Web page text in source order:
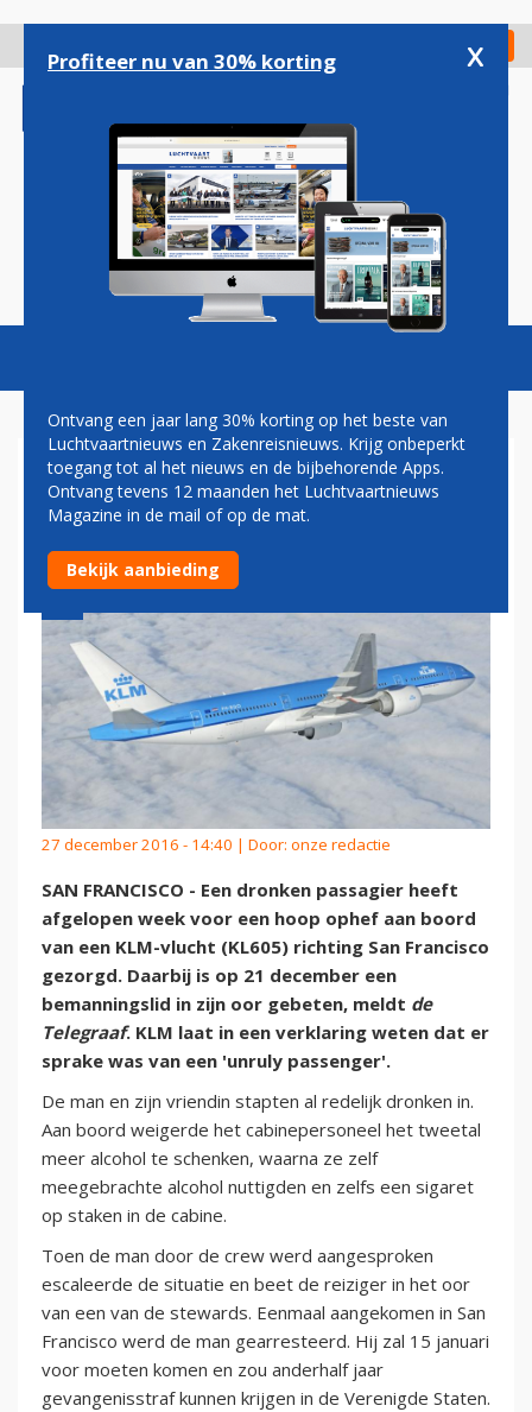
gaan
Check in
Magazine Podcasts Vacatures
DRONKEN KLM-PASSAGIER
BIJT STEWARD IN OOR
27 december 2016 - 14:40 | Door: onze redactie
SAN FRANCISCO - Een dronken passagier heeft
afgelopen week voor een hoop ophef aan boord
van een KLM-vlucht (KL605) richting San Francisco
gezorgd. Daarbij is op 21 december een
bemanningslid in zijn oor gebeten, meldt de
Telegraaf. KLM laat in een verklaring weten dat er
sprake was van een 'unruly passenger'.
De man en zijn vriendin stapten al redelijk dronken in.
Aan boord weigerde het cabinepersoneel het tweetal
meer alcohol te schenken, waarna ze zelf
meegebrachte alcohol nuttigden en zelfs een sigaret
op staken in de cabine.
Toen de man door de crew werd aangesproken
escaleerde de situatie en beet de reiziger in het oor
van een van de stewards. Eenmaal aangekomen in San
Francisco werd de man gearresteerd. Hij zal 15 januari
voor moeten komen en zou anderhalf jaar
gevangenisstraf kunnen krijgen in de Verenigde Staten.
Profiteer nu van 30% korting x
Ontvang een jaar lang 30% korting op het beste van
Luchtvaartnieuws en Zakenreisnieuws. Krijg onbeperkt
toegang tot al het nieuws en de bijbehorende Apps.
Ontvang tevens 12 maanden het Luchtvaartnieuws
Magazine in de mail of op de mat.
Bekijk aanbieding